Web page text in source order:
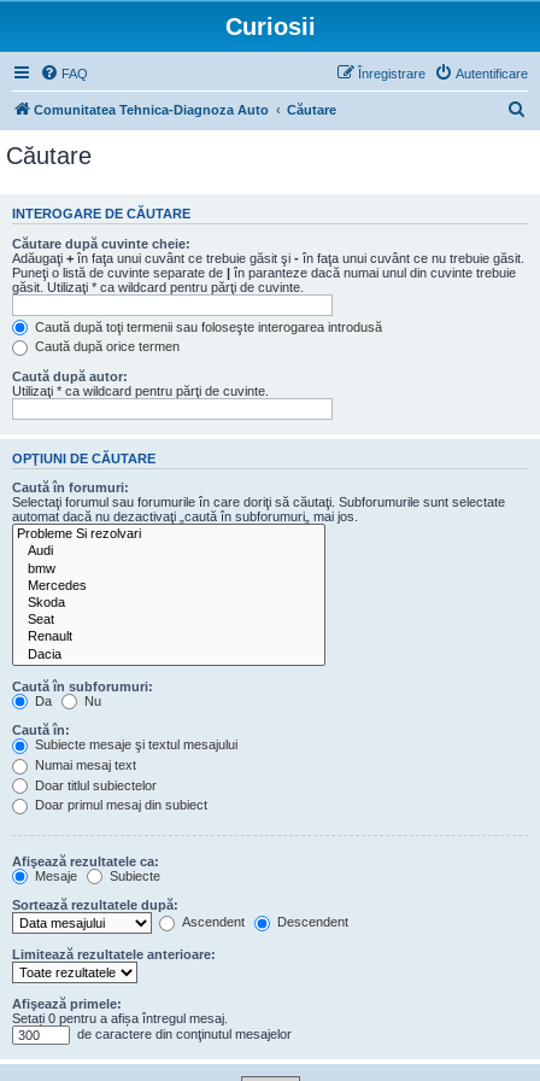
Curiosii
FAQ Autentificare
Înregistrare
Comunitatea Tehnica-Diagnoza Auto Căutare
a
Căutare
INTEROGARE DE CĂUTARE
Căutare după cuvinte cheie:
Adăugaţi + în faţa unui cuvânt ce trebuie găsit şi - în faţa unui cuvânt ce nu trebuie găsit.
Puneţi o listă de cuvinte separate de | în paranteze dacă numai unul din cuvinte trebuie
găsit. Utilizaţi * ca wildcard pentru părţi de cuvinte.
Caută după toţi termenii sau foloseşte interogarea introdusă
Caută după orice termen
Caută după autor:
Utilizaţi * ca wildcard pentru părţi de cuvinte.
OPŢIUNI DE CĂUTARE
Caută în forumuri:
Selectaţi forumul sau forumurile în care doriţi să căutaţi. Subforumurile sunt selectate
automat dacă nu dezactivaţi „caută în subforumuri„ mai jos.
Caută în subforumuri:
Da
Nu
Caută în:
Subiecte mesaje şi textul mesajului
Numai mesaj text
Doar titlul subiectelor
Doar primul mesaj din subiect
Afişează rezultatele ca:
Mesaje
Subiecte
Sortează rezultatele după:
Ascendent
Descendent
Limitează rezultatele anterioare:
Afişează primele:
Setați 0 pentru a afișa întregul mesaj.
de caractere din conţinutul mesajelor